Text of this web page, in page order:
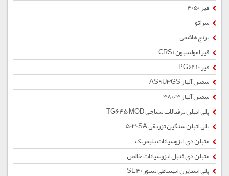
قیر 4050
سراتو
برنج هاشمی
قیر امولسیون CRS1
قیر PG6410
شمش آلیاژ AS9U3GS
شمش آلیاژ 380/3
پلی اتیلن ترفتالات نساجی TG645 MOD
پلی اتیلن سنگین تزریقی 5030SA
متیلن دی ایزوسیانات پلیمریک
متیلن دی فنیل ایزوسیانات خالص
پلی استایرن انبساطی نسوز SE40